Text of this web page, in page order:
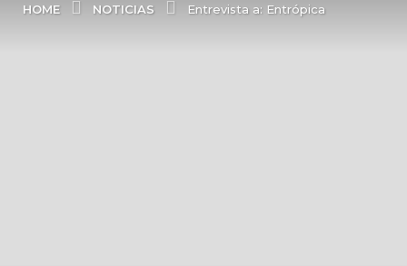
HOME NOTICIAS Entrevista a: Entrópica